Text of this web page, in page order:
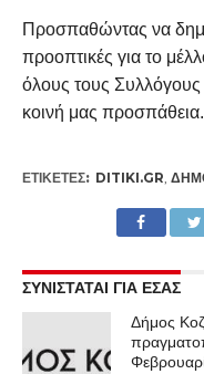
Προσπαθώντας να
προοπτικές για το
όλους τους
κοινή μας προσπάθεια.
ΕΤΙΚΕΤΕΣ: DITIKI.GR,
ΣΥΝΙΣΤΑΤΑΙ ΓΙΑ ΕΣΑΣ
Δήμος